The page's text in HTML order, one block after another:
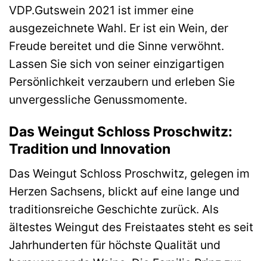
VDP.Gutswein 2021 ist immer eine
ausgezeichnete Wahl. Er ist ein Wein, der
Freude bereitet und die Sinne verwöhnt.
Lassen Sie sich von seiner einzigartigen
Persönlichkeit verzaubern und erleben Sie
unvergessliche Genussmomente.
Das Weingut Schloss Proschwitz:
Tradition und Innovation
Das Weingut Schloss Proschwitz, gelegen im
Herzen Sachsens, blickt auf eine lange und
traditionsreiche Geschichte zurück. Als
ältestes Weingut des Freistaates steht es seit
Jahrhunderten für höchste Qualität und